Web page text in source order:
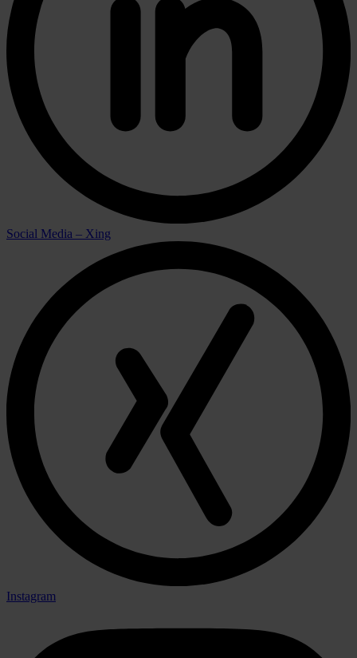
Social Media – Xing
Instagram